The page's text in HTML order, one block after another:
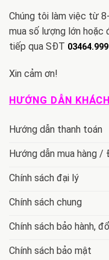
Chúng tôi làm việc từ
mua số lượng lớn hoặc
tiếp qua SĐT
Xin cảm ơn!
HƯỚNG DẪN
Hướng dẫn thanh toán
Hướng dẫn mua hàng /
Chính sách đại lý
Chính sách chung
Chính sách bảo hành,
Chính sách bảo mật